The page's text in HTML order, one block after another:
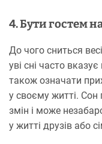
4. Бути гостем
До чого сниться
уві сні часто
також означати
у своєму житті. Сон
змін і може
у житті друзів або